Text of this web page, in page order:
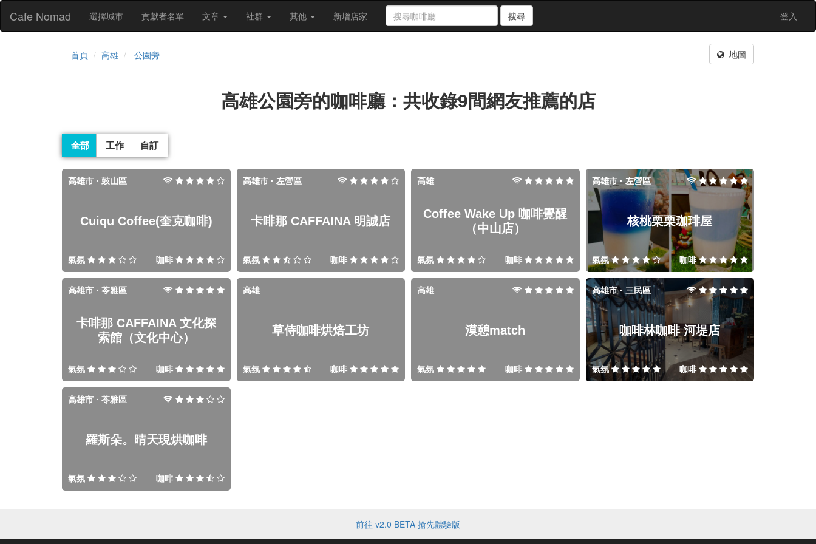
Cafe Nomad 選擇城市 貢獻者名單 文章 社群 其他 新增店家 搜尋 登入
地圖
首頁 高雄 公園旁
高雄公園旁的咖啡廳：共收錄9間網友推薦的店
全部 工作 自訂
Cuiqu Coffee(奎克咖啡)
高雄市 · 鼓山區
氣氛 咖啡
卡啡那 CAFFAINA 明誠店
高雄市 · 左營區
氣氛 咖啡
Coffee Wake Up 咖啡覺醒
（中山店）
高雄
氣氛 咖啡
核桃栗栗珈琲屋
高雄市 · 左營區
氣氛 咖啡
卡啡那 CAFFAINA 文化探
索館（文化中心）
高雄市 · 苓雅區
氣氛 咖啡
草侍咖啡烘焙工坊
高雄
氣氛 咖啡
漠憩match
高雄
氣氛 咖啡
咖啡林咖啡 河堤店
高雄市 · 三民區
氣氛 咖啡
羅斯朵。晴天現烘咖啡
高雄市 · 苓雅區
氣氛 咖啡
前往 v2.0 BETA 搶先體驗版